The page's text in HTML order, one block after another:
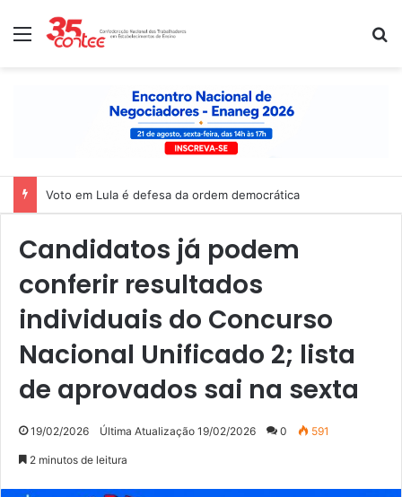
Menu
Nota de solidariedade ao povo venezuelano
Candidatos já podem
conferir resultados
individuais do Concurso
Nacional Unificado 2; lista
de aprovados sai na sexta
19/02/2026 Última Atualização 19/02/2026 0 591
2 minutos de leitura